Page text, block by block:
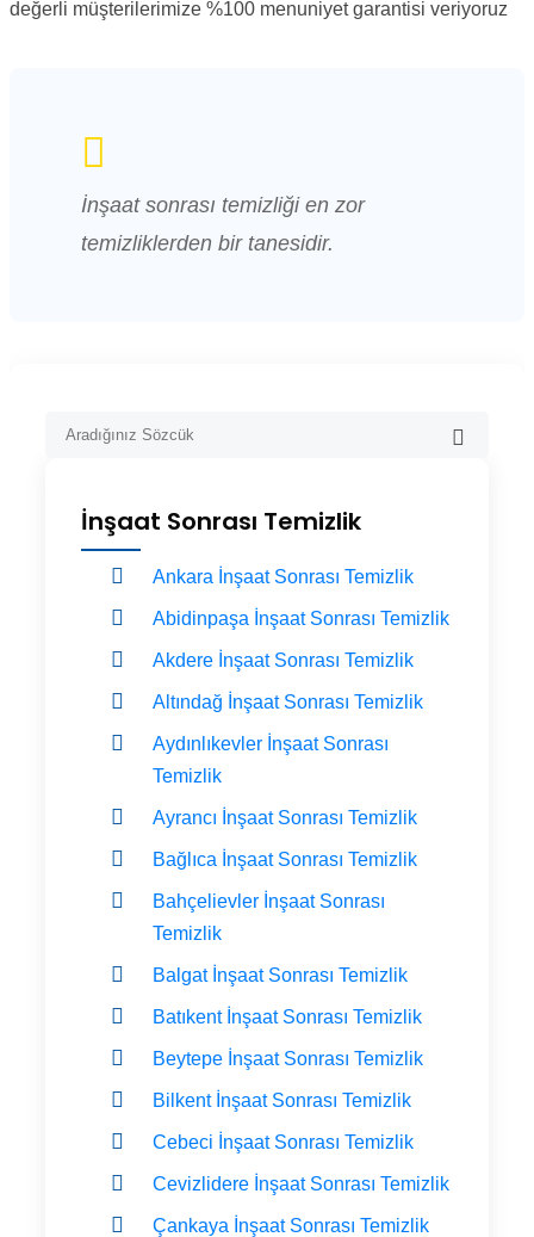
değerli müşterilerimize %100 menuniyet garantisi veriyoruz
İnşaat sonrası temizliği en zor
temizliklerden bir tanesidir.
İnşaat Sonrası Temizlik
Ankara İnşaat Sonrası Temizlik
Abidinpaşa İnşaat Sonrası Temizlik
Akdere İnşaat Sonrası Temizlik
Altındağ İnşaat Sonrası Temizlik
Aydınlıkevler İnşaat Sonrası
Temizlik
Ayrancı İnşaat Sonrası Temizlik
Bağlıca İnşaat Sonrası Temizlik
Bahçelievler İnşaat Sonrası
Temizlik
Balgat İnşaat Sonrası Temizlik
Batıkent İnşaat Sonrası Temizlik
Beytepe İnşaat Sonrası Temizlik
Bilkent İnşaat Sonrası Temizlik
Cebeci İnşaat Sonrası Temizlik
Cevizlidere İnşaat Sonrası Temizlik
Çankaya İnşaat Sonrası Temizlik